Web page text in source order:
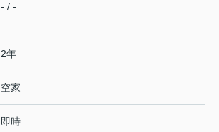
- / -
2年
空家
即時